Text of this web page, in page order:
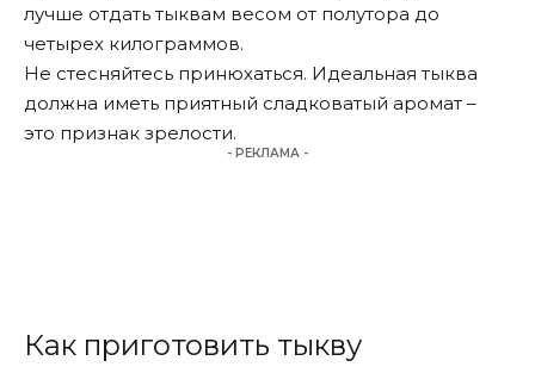
лучше отдать тыквам весом от полутора до
четырех килограммов.
Не стесняйтесь принюхаться. Идеальная тыква
должна иметь приятный сладковатый аромат –
это признак зрелости.
- РЕКЛАМА -
Как приготовить тыкву